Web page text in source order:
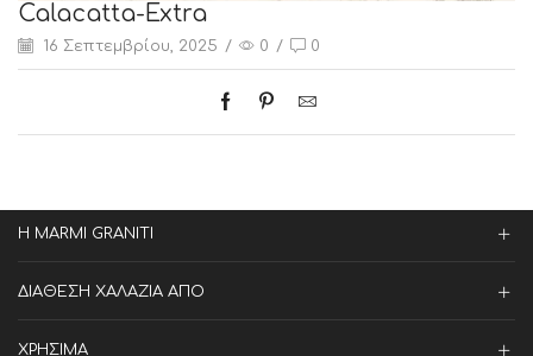
Calacatta-Extra
16 Σεπτεμβρίου, 2025 / 0 / 0
Η MARMI GRANITI
ΔΙΑΘΕΣΗ ΧΑΛΑΖΙΑ ΑΠΟ
ΧΡΗΣΙΜΑ